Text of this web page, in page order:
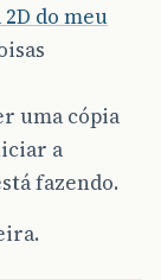
do meu
uma cópia
a
fazendo.